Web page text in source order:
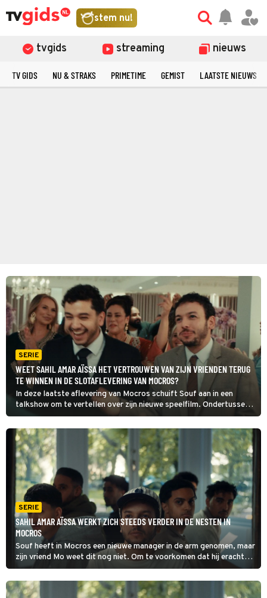
stem nu!
tvgids streaming nieuws
TV GIDS NU & STRAKS PRIMETIME GEMIST LAATSTE NIEUWS
SERIE
WEET SAHIL AMAR AÏSSA HET VERTROUWEN VAN ZIJN VRIENDEN TERUG
TE WINNEN IN DE SLOTAFLEVERING VAN MOCROS?
In deze laatste aflevering van Mocros schuift Souf aan in een
talkshow om te vertellen over zijn nieuwe speelfilm. Ondertussen
vertrouwen zijn eigen vrienden hem niet meer en krijgt hij last van
schuldgevoel na al zijn leugens.
SERIE
SAHIL AMAR AÏSSA WERKT ZICH STEEDS VERDER IN DE NESTEN IN
MOCROS
Souf heeft in Mocros een nieuwe manager in de arm genomen, maar
zijn vriend Mo weet dit nog niet. Om te voorkomen dat hij erachter
komt, liegt Souf dat hij geen vrienden mag meenemen naar een
kick-off-feestje van een film.